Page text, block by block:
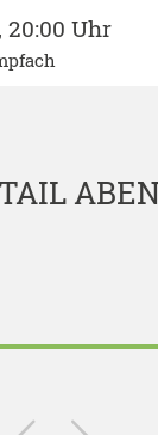
, 20:00 Uhr